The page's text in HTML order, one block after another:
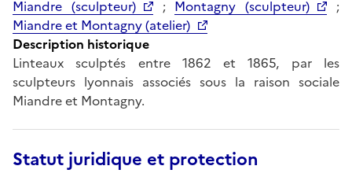
Miandre (sculpteur)
; Montagny (sculpteur)
;
Miandre et Montagny (atelier)
Description historique
Linteaux sculptés entre 1862 et 1865, par les
sculpteurs lyonnais associés sous la raison sociale
Miandre et Montagny.
Statut juridique et protection